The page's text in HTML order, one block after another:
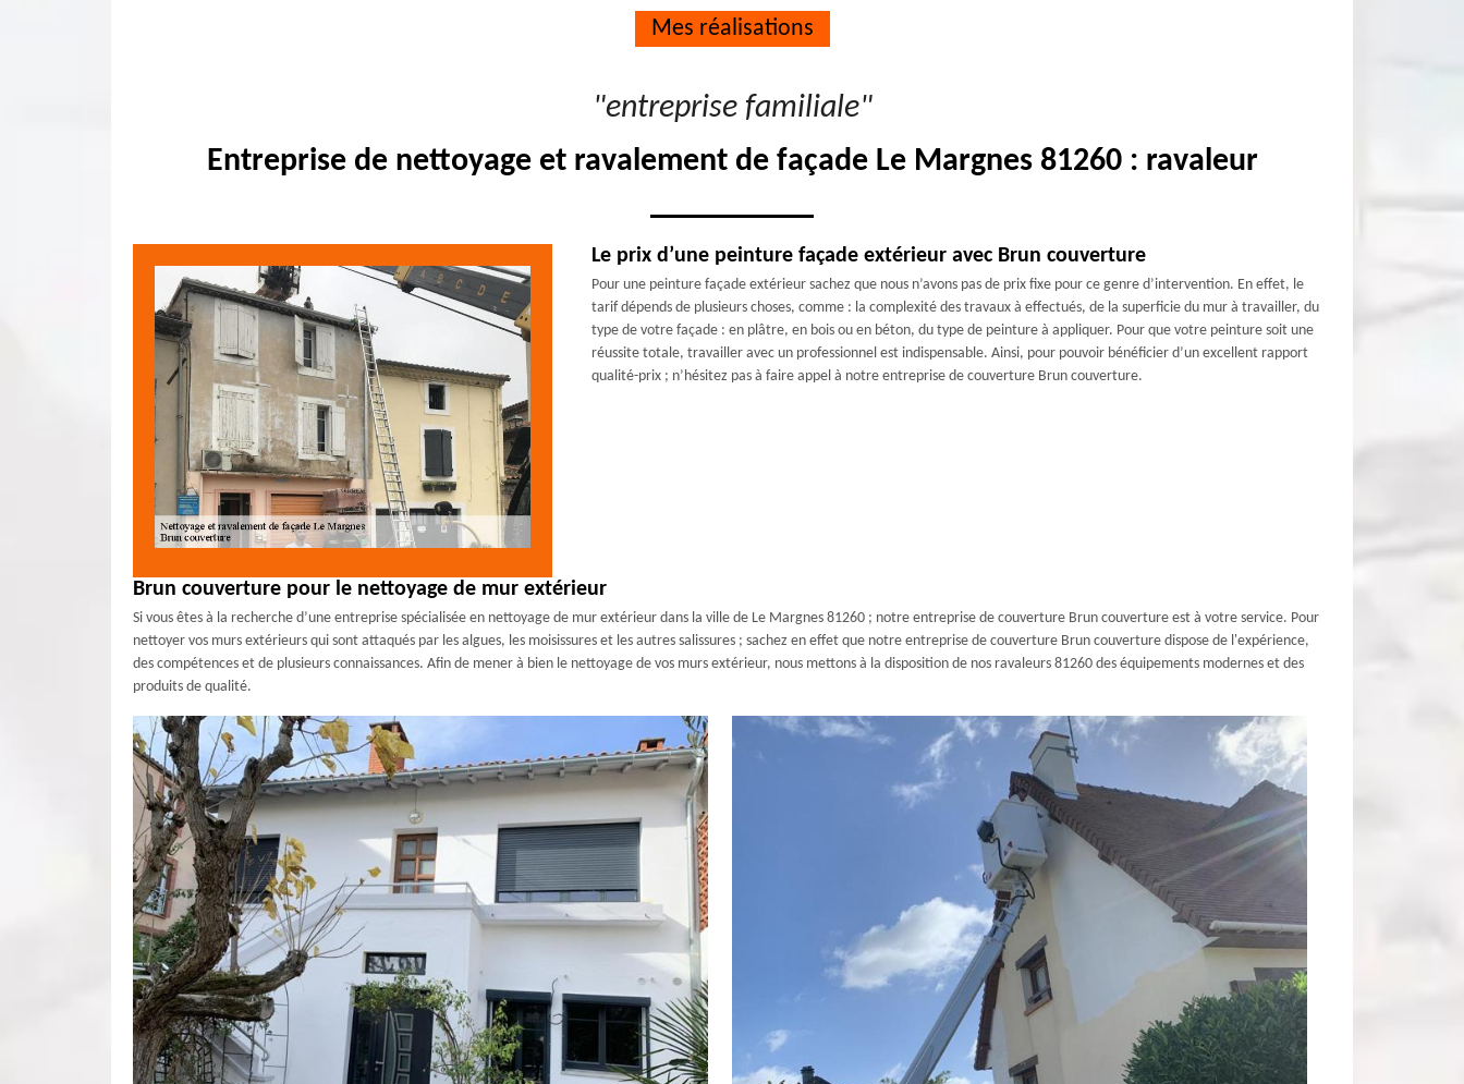
Mes réalisations
"entreprise familiale"
Entreprise de nettoyage et ravalement de façade Le Margnes 81260 : ravaleur
Le prix d’une peinture façade extérieur avec Brun couverture
Pour une peinture façade extérieur sachez que nous n’avons pas de prix fixe pour ce genre d’intervention. En effet, le
tarif dépends de plusieurs choses, comme : la complexité des travaux à effectués, de la superficie du mur à travailler, du
type de votre façade : en plâtre, en bois ou en béton, du type de peinture à appliquer. Pour que votre peinture soit une
réussite totale, travailler avec un professionnel est indispensable. Ainsi, pour pouvoir bénéficier d’un excellent rapport
qualité-prix ; n’hésitez pas à faire appel à notre entreprise de couverture Brun couverture.
Brun couverture pour le nettoyage de mur extérieur
Si vous êtes à la recherche d’une entreprise spécialisée en nettoyage de mur extérieur dans la ville de Le Margnes 81260 ; notre entreprise de couverture Brun couverture est à votre service. Pour
nettoyer vos murs extérieurs qui sont attaqués par les algues, les moisissures et les autres salissures ; sachez en effet que notre entreprise de couverture Brun couverture dispose de l'expérience,
des compétences et de plusieurs connaissances. Afin de mener à bien le nettoyage de vos murs extérieur, nous mettons à la disposition de nos ravaleurs 81260 des équipements modernes et des
produits de qualité.